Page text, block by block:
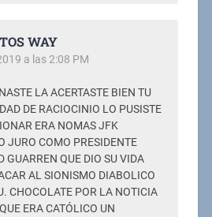
WAY
a las 2:08 PM
LA ACERTASTE BIEN TU
DE RACIOCINIO LO PUSISTE
ERA NOMAS JFK
JURO COMO PRESIDENTE
GUARREN QUE DIO SU VIDA
AL SIONISMO DIABOLICO
CHOCOLATE POR LA NOTICIA
ERA CATÓLICO UN